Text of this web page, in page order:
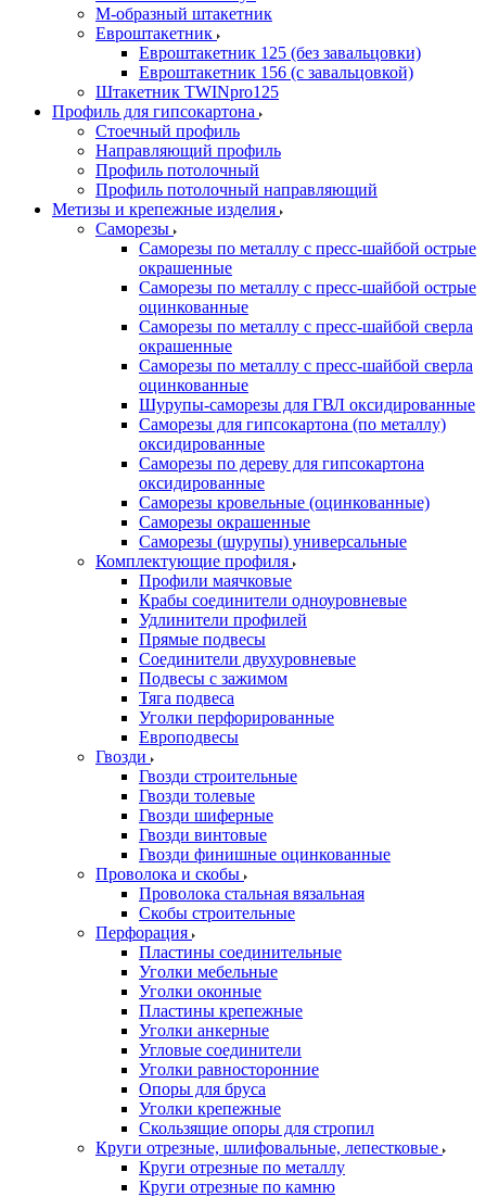
М-образный штакетник
Евроштакетник
Евроштакетник 125 (без завальцовки)
Евроштакетник 156 (с завальцовкой)
Штакетник TWINpro125
Профиль для гипсокартона
Стоечный профиль
Направляющий профиль
Профиль потолочный
Профиль потолочный направляющий
Метизы и крепежные изделия
Саморезы
Саморезы по металлу с пресс-шайбой острые
окрашенные
Саморезы по металлу с пресс-шайбой острые
оцинкованные
Саморезы по металлу с пресс-шайбой сверла
окрашенные
Саморезы по металлу с пресс-шайбой сверла
оцинкованные
Шурупы-саморезы для ГВЛ оксидированные
Саморезы для гипсокартона (по металлу)
оксидированные
Саморезы по дереву для гипсокартона
оксидированные
Саморезы кровельные (оцинкованные)
Саморезы окрашенные
Саморезы (шурупы) универсальные
Комплектующие профиля
Профили маячковые
Крабы соединители одноуровневые
Удлинители профилей
Прямые подвесы
Соединители двухуровневые
Подвесы с зажимом
Тяга подвеса
Уголки перфорированные
Европодвесы
Гвозди
Гвозди строительные
Гвозди толевые
Гвозди шиферные
Гвозди винтовые
Гвозди финишные оцинкованные
Проволока и скобы
Проволока стальная вязальная
Скобы строительные
Перфорация
Пластины соединительные
Уголки мебельные
Уголки оконные
Пластины крепежные
Уголки анкерные
Угловые соединители
Уголки равносторонние
Опоры для бруса
Уголки крепежные
Скользящие опоры для стропил
Круги отрезные, шлифовальные, лепестковые
Круги отрезные по металлу
Круги отрезные по камню